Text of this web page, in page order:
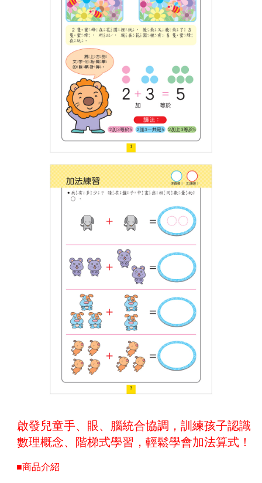
啟發兒童手、眼、腦統合協調，訓練孩子認識
數理概念、階梯式學習，輕鬆學會加法算式！
■商品介紹